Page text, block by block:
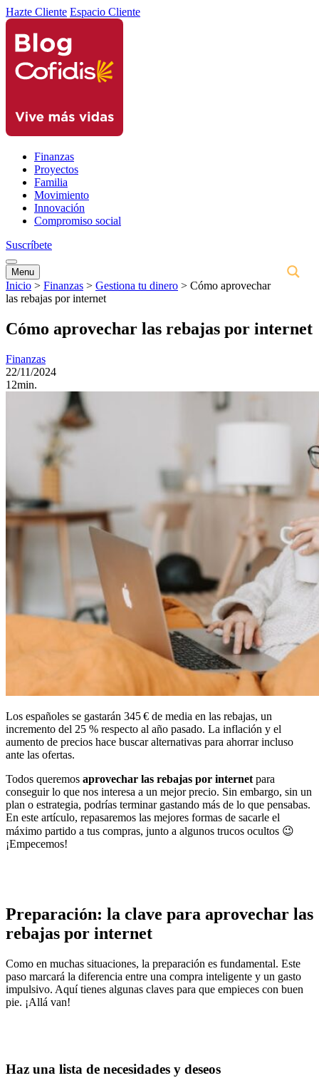
Hazte Cliente Espacio Cliente
Finanzas
Proyectos
Familia
Movimiento
Innovación
Compromiso social
Suscríbete
Menu
Inicio > Finanzas > Gestiona tu dinero > Cómo aprovechar
las rebajas por internet
Cómo aprovechar las rebajas por internet
Finanzas
22/11/2024
12min.
Los españoles se gastarán 345 € de media en las rebajas, un
incremento del 25 % respecto al año pasado. La inflación y el
aumento de precios hace buscar alternativas para ahorrar incluso
ante las ofertas.
Todos queremos aprovechar las rebajas por internet para
conseguir lo que nos interesa a un mejor precio. Sin embargo, sin un
plan o estrategia, podrías terminar gastando más de lo que pensabas.
En este artículo, repasaremos las mejores formas de sacarle el
máximo partido a tus compras, junto a algunos trucos ocultos 😉
¡Empecemos!
Preparación: la clave para aprovechar las
rebajas por internet
Como en muchas situaciones, la preparación es fundamental. Este
paso marcará la diferencia entre una compra inteligente y un gasto
impulsivo. Aquí tienes algunas claves para que empieces con buen
pie. ¡Allá van!
Haz una lista de necesidades y deseos